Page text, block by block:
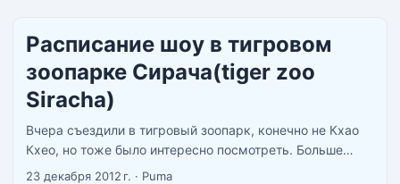
Расписание шоу в тигровом
зоопарке Сирача(tiger zoo
Siracha)
Вчера съездили в тигровый зоопарк, конечно не Кхао
Кхео, но тоже было интересно посмотреть. Больше
всего понравилось шоу крокодилов. Больше всего
23 декабря 2012 г. · Puma